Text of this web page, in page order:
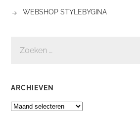
WEBSHOP STYLEBYGINA
NAAR:
ARCHIEVEN
ARCHIEVEN